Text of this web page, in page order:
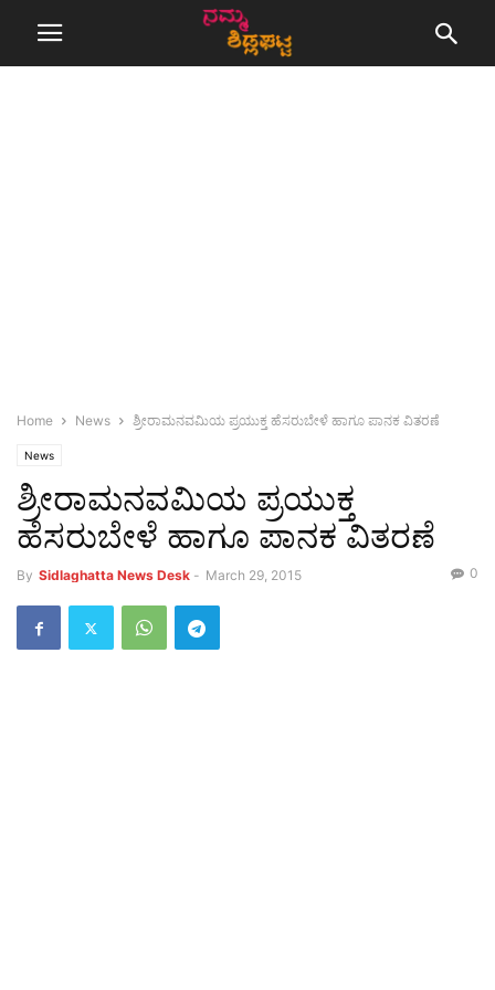
Home News ಶ್ರೀರಾಮನವಮಿಯ ಪ್ರಯುಕ್ತ ಹೆಸರುಬೇಳೆ ಹಾಗೂ ಪಾನಕ ವಿತರಣೆ
News
ಶ್ರೀರಾಮನವಮಿಯ ಪ್ರಯುಕ್ತ
ಹೆಸರುಬೇಳೆ ಹಾಗೂ ಪಾನಕ ವಿತರಣೆ
By Sidlaghatta News Desk - March 29, 2015 0